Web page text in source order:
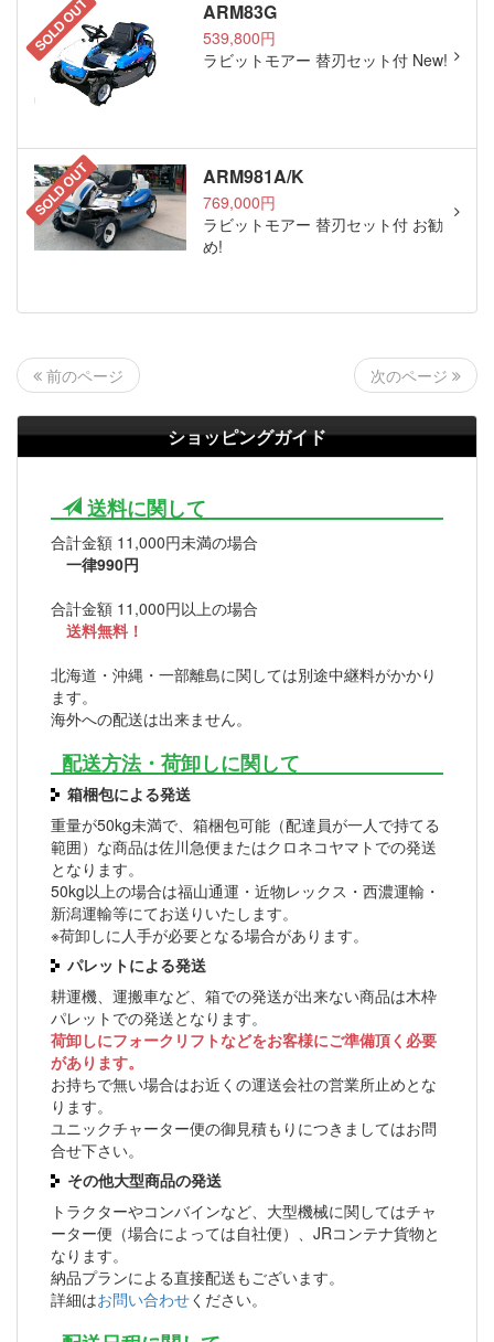
SOLD OUT ARM83G
539,800円
ラビットモアー 替刃セット付 New!
SOLD OUT ARM981A/K
769,000円
ラビットモアー 替刃セット付 お勧
め!
前のページ 次のページ
ショッピングガイド
送料に関して
合計金額 11,000円未満の場合
一律990円
合計金額 11,000円以上の場合
送料無料！
北海道・沖縄・一部離島に関しては別途中継料がかかり
ます。
海外への配送は出来ません。
配送方法・荷卸しに関して
箱梱包による発送
重量が50kg未満で、箱梱包可能（配達員が一人で持てる
範囲）な商品は佐川急便またはクロネコヤマトでの発送
となります。
50kg以上の場合は福山通運・近物レックス・西濃運輸・
新潟運輸等にてお送りいたします。
※荷卸しに人手が必要となる場合があります。
パレットによる発送
耕運機、運搬車など、箱での発送が出来ない商品は木枠
パレットでの発送となります。
荷卸しにフォークリフトなどをお客様にご準備頂く必要
があります。
お持ちで無い場合はお近くの運送会社の営業所止めとな
ります。
ユニックチャーター便の御見積もりにつきましてはお問
合せ下さい。
その他大型商品の発送
トラクターやコンバインなど、大型機械に関してはチャ
ーター便（場合によっては自社便）、JRコンテナ貨物と
なります。
納品プランによる直接配送もございます。
詳細はお問い合わせください。